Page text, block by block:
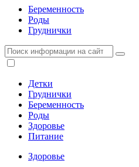
Беременность
Роды
Груднички
Детки
Груднички
Беременность
Роды
Здоровье
Питание
Здоровье